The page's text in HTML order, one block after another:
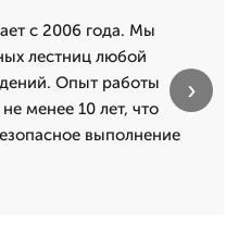
с 2006 года. Мы
лестниц любой
Опыт работы
менее 10 лет, что
выполнение
›